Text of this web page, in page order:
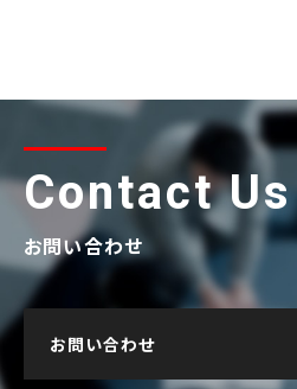
Contact Us
お問い合わせ
お問い合わせ